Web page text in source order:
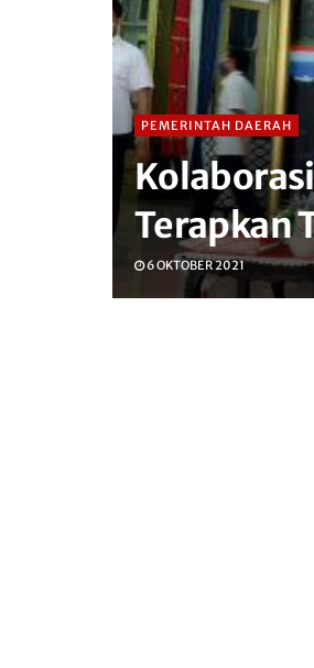
PEMERINTAH DAERAH
Terapkan
6 OKTOBER 2021